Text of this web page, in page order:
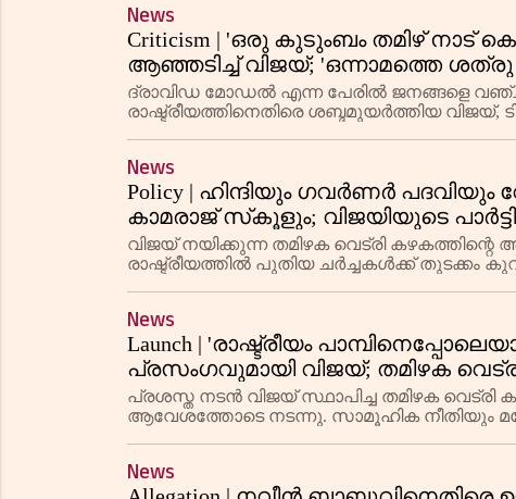
News
Criticism | 'ഒരു കുടുംബം തമിഴ് നാട്
ആഞ്ഞടിച്ച് വിജയ്; 'ഒന്നാമത്തെ ശത്രു
ദ്രാവിഡ മോഡൽ എന്ന പേരിൽ ജനങ്ങളെ
രാഷ്ട്രീയത്തിനെതിരെ ശബ്ദമുയർത്തിയ
News
Policy | ഹിന്ദിയും ഗവർണർ പദവിയും
കാമരാജ് സ്‌കൂളും; വിജയിയുടെ
വിജയ് നയിക്കുന്ന തമിഴക വെട്രി
രാഷ്ട്രീയത്തിൽ പുതിയ ചർച്ചകൾക്ക് തുടക്കം
News
Launch | 'രാഷ്ട്രീയം
പ്രസംഗവുമായി വിജയ്; തമിഴക
സമ്മേളനം ആവേശോജ്ജ്വലം
പ്രശസ്ത നടൻ വിജയ് സ്ഥാപിച്ച തമിഴക
ആവേശത്തോടെ നടന്നു. സാമൂഹിക നീതിയും
News